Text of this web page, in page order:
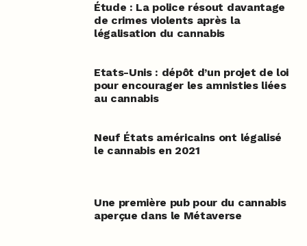
Étude : La police résout davantage
de crimes violents après la
légalisation du cannabis
Etats-Unis : dépôt d’un projet de loi
pour encourager les amnisties liées
au cannabis
Neuf États américains ont légalisé
le cannabis en 2021
Une première pub pour du cannabis
aperçue dans le Métaverse